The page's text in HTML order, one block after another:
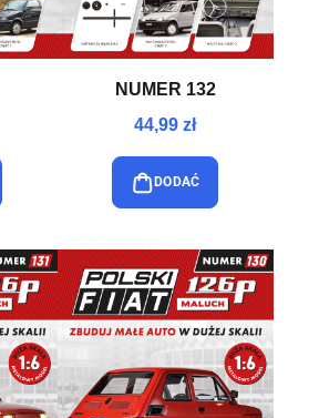
NUMER 132
44,99 zł
DODAĆ